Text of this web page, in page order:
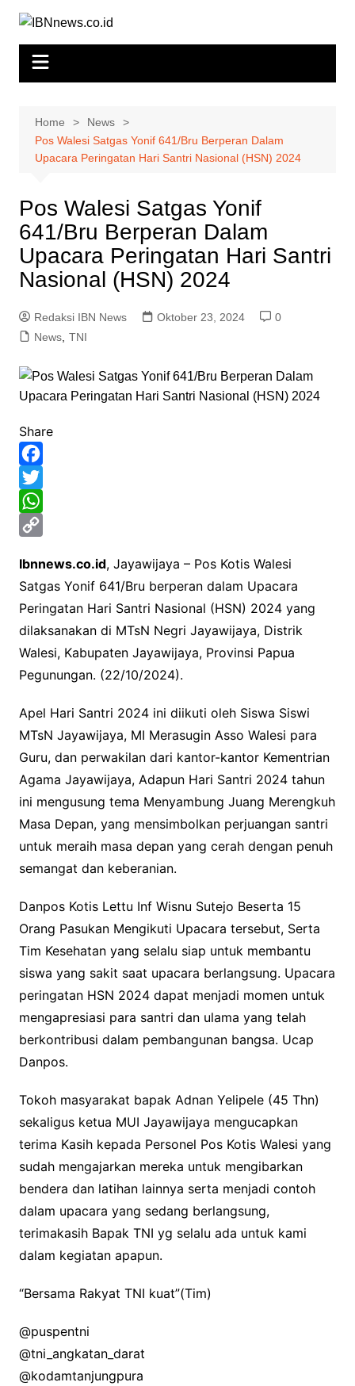
content
Home
News
Pos Walesi Satgas Yonif 641/Bru Berperan Dalam
Upacara Peringatan Hari Santri Nasional (HSN) 2024
Pos Walesi Satgas Yonif
641/Bru Berperan Dalam
Upacara Peringatan Hari Santri
Nasional (HSN) 2024
Redaksi IBN News Oktober 23, 2024
0
News, TNI
Share
F
a
c
b
o
k
T
w
t
t
r
W
a
t
A
p
o
p
L
i
k
Ibnnews.co.id, Jayawijaya – Pos Kotis Walesi
Satgas Yonif 641/Bru berperan dalam Upacara
Peringatan Hari Santri Nasional (HSN) 2024 yang
dilaksanakan di MTsN Negri Jayawijaya, Distrik
Walesi, Kabupaten Jayawijaya, Provinsi Papua
Pegunungan. (22/10/2024).
Apel Hari Santri 2024 ini diikuti oleh Siswa Siswi
MTsN Jayawijaya, MI Merasugin Asso Walesi para
Guru, dan perwakilan dari kantor-kantor Kementrian
Agama Jayawijaya, Adapun Hari Santri 2024 tahun
ini mengusung tema Menyambung Juang Merengkuh
Masa Depan, yang mensimbolkan perjuangan santri
untuk meraih masa depan yang cerah dengan penuh
semangat dan keberanian.
Danpos Kotis Lettu Inf Wisnu Sutejo Beserta 15
Orang Pasukan Mengikuti Upacara tersebut, Serta
Tim Kesehatan yang selalu siap untuk membantu
siswa yang sakit saat upacara berlangsung. Upacara
peringatan HSN 2024 dapat menjadi momen untuk
mengapresiasi para santri dan ulama yang telah
berkontribusi dalam pembangunan bangsa. Ucap
Danpos.
Tokoh masyarakat bapak Adnan Yelipele (45 Thn)
sekaligus ketua MUI Jayawijaya mengucapkan
terima Kasih kepada Personel Pos Kotis Walesi yang
sudah mengajarkan mereka untuk mengibarkan
bendera dan latihan lainnya serta menjadi contoh
dalam upacara yang sedang berlangsung,
terimakasih Bapak TNI yg selalu ada untuk kami
dalam kegiatan apapun.
“Bersama Rakyat TNI kuat”(Tim)
@puspentni
@tni_angkatan_darat
@kodamtanjungpura